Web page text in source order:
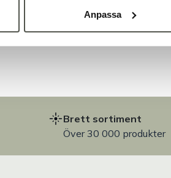
Anpassa
Brett sortiment
Över 30 000 produkter